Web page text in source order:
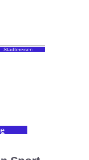
Städtereisen